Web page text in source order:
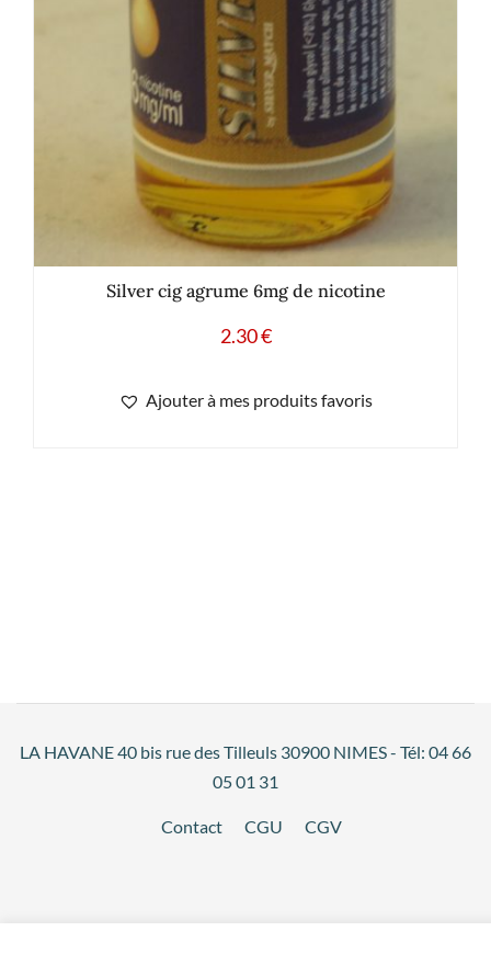
Silver cig agrume 6mg de nicotine
2.30€
Ajouter à mes produits favoris
LA HAVANE 40 bis rue des Tilleuls 30900 NIMES - Tél: 04 66
05 01 31
Contact CGU CGV